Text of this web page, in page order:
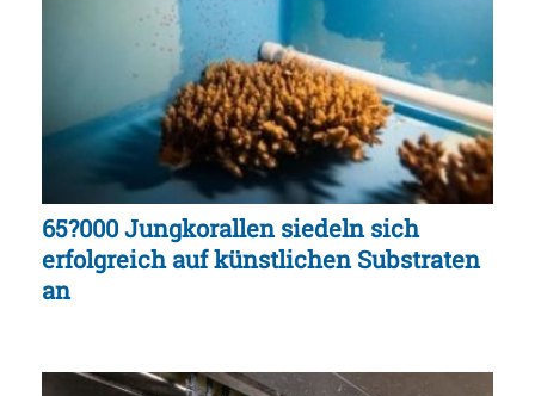
65?000 Jungkorallen siedeln sich
erfolgreich auf künstlichen Substraten
an